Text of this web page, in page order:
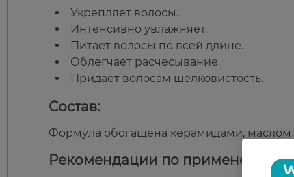
Укрепляет волосы.
Интенсивно увлажняет.
Питает волосы по всей длине.
Облегчает расчесывание.
Придаёт волосам шелковистость.
Состав:
Формула обогащена керамидами,
Рекомендации по применению: